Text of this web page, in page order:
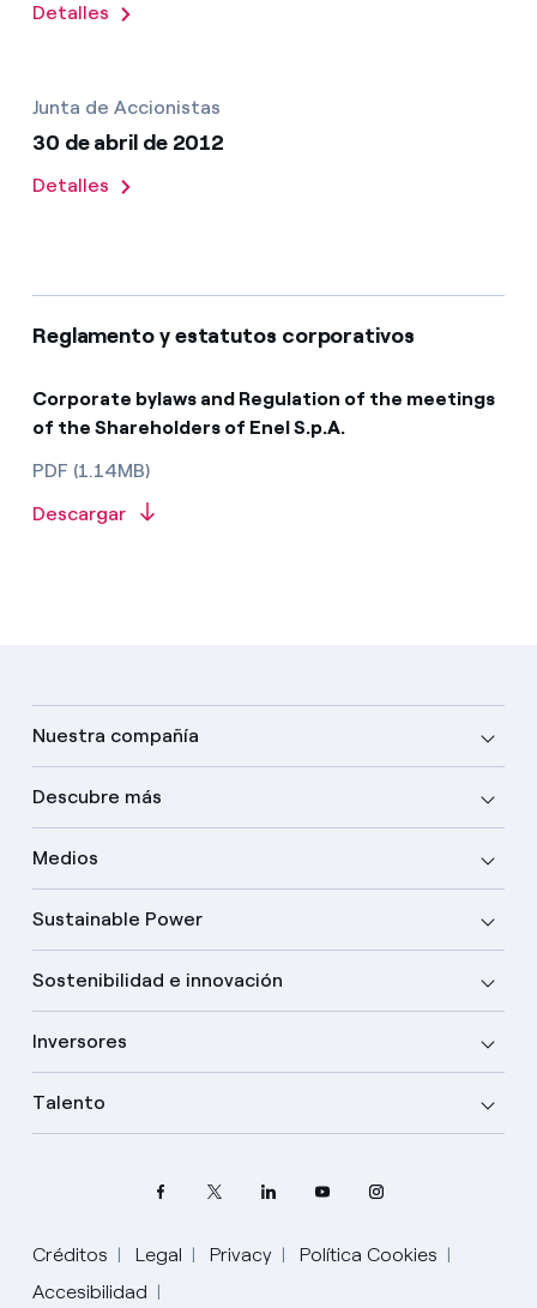
Detalles
Junta de Accionistas
30 de abril de 2012
Detalles
Reglamento y estatutos corporativos
Corporate bylaws and Regulation of the meetings
of the Shareholders of Enel S.p.A.
PDF (1.14MB)
Descargar
Nuestra compañía
Descubre más
Medios
Sustainable Power
Sostenibilidad e innovación
Inversores
Talento
Créditos Legal Privacy
Política Cookies
Accesibilidad
Elige tu idioma